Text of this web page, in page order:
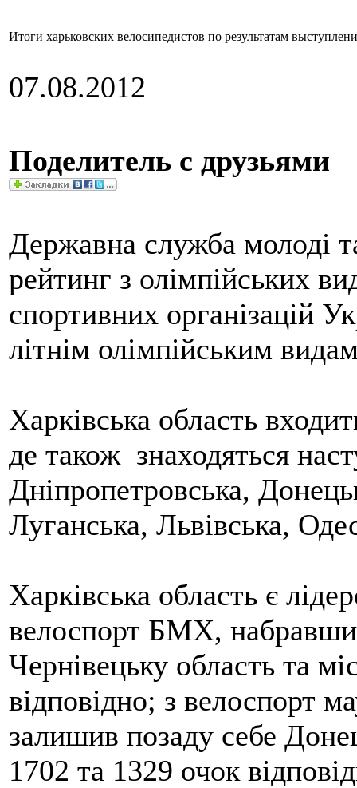
Итоги харьковских велосипедистов по результатам
07.08.2012
Поделитель с друзьями
Державна служба молоді
рейтинг з олімпійських
спортивних організацій
літнім олімпійським
Харківська область
де також знаходяться
Дніпропетровська,
Луганська, Львівська,
Харківська область є
велоспорт БМХ,
Чернівецьку область та
відповідно; з велоспорт
залишив позаду себе
1702 та 1329 очок